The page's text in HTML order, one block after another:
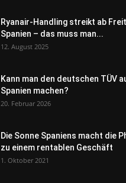
Ryanair-Handling streikt ab
Spanien – das muss man...
12. August 2025
Kann man den deutschen TÜV
Spanien machen?
20. Februar 2026
Die Sonne Spaniens macht die
zu einem rentablen Geschäft
1. Oktober 2021